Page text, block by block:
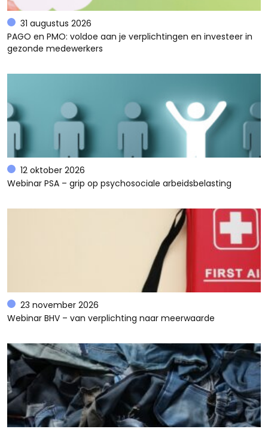
31 augustus 2026
PAGO en PMO: voldoe aan je verplichtingen en investeer in
gezonde medewerkers
12 oktober 2026
Webinar PSA – grip op psychosociale arbeidsbelasting
23 november 2026
Webinar BHV – van verplichting naar meerwaarde